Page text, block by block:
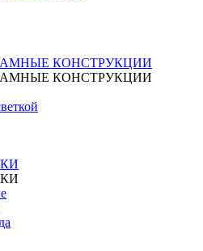
КОНСТРУКЦИИ
КОНСТРУКЦИИ